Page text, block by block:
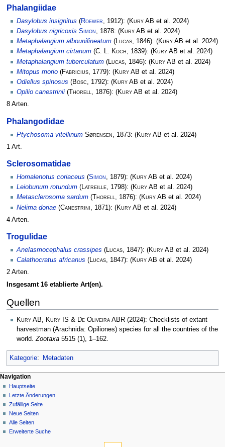
Phalangiidae
Dasylobus insignitus (Roewer , 1912): (Kury AB et al. 2024)
Dasylobus nigricoxis Simon, 1878: (Kury AB et al. 2024)
Metaphalangium albounilineatum (Lucas, 1846): (Kury AB et al. 2024)
Metaphalangium cirtanum (C. L. Koch, 1839): (Kury AB et al. 2024)
Metaphalangium tuberculatum ( Lucas , 1846): (Kury AB et al. 2024)
Mitopus morio (Fabricius, 1779): (Kury AB et al. 2024)
Odiellus spinosus (Bosc, 1792): (Kury AB et al. 2024)
Opilio canestrinii ( Thorell, 1876): (Kury AB et al. 2024)
8 Arten.
Phalangodidae
Ptychosoma vitellinum Sørensen , 1873: (Kury AB et al. 2024)
1 Art.
Sclerosomatidae
Homalenotus coriaceus (Simon , 1879): (Kury AB et al. 2024)
Leiobunum rotundum (Latreille, 1798): (Kury AB et al. 2024)
Metasclerosoma sardum ( Thorell, 1876): (Kury AB et al. 2024)
Nelima doriae (Canestrini , 1871): (Kury AB et al. 2024)
4 Arten.
Trogulidae
Anelasmocephalus crassipes ( Lucas , 1847): (Kury AB et al. 2024)
Calathocratus africanus (Lucas, 1847): (Kury AB et al. 2024)
2 Arten.
Insgesamt 16 etablierte Art(en).
Quellen
Kury AB, Kury IS & De Oliveira ABR (2024): Checklists of extant
harvestman (Arachnida: Opiliones) species for all the countries of the
world.Zootaxa 5515 (1), 1–162.
Kategorie: Metadaten
Navigation
Hauptseite
Letzte Änderungen
Zufällige Seite
Neue Seiten
Alle Seiten
Erweiterte Suche